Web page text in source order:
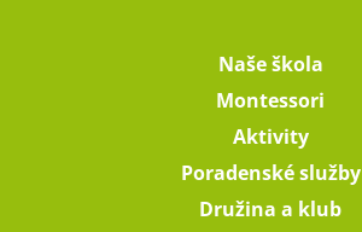
Naše škola
Montessori
Aktivity
Poradenské služby
Družina a klub